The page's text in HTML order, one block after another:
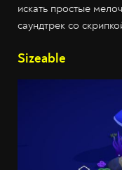
искать простые
саундтрек со
Sizeable